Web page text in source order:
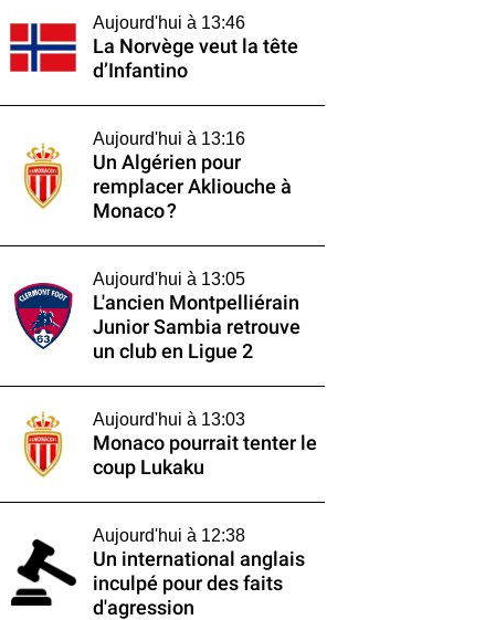
Aujourd'hui à 13:46
La Norvège veut la tête
d’Infantino
Aujourd'hui à 13:16
Un Algérien pour
remplacer Akliouche à
Monaco ?
Aujourd'hui à 13:05
L'ancien Montpelliérain
Junior Sambia retrouve
un club en Ligue 2
Aujourd'hui à 13:03
Monaco pourrait tenter le
coup Lukaku
Aujourd'hui à 12:38
Un international anglais
inculpé pour des faits
d'agression